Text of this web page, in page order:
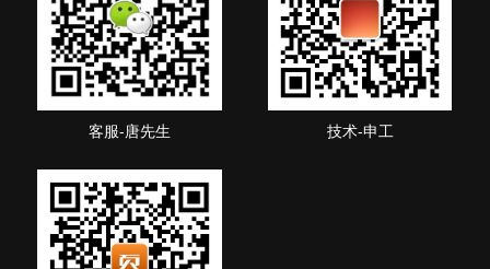
客服-唐先生 技术-申工